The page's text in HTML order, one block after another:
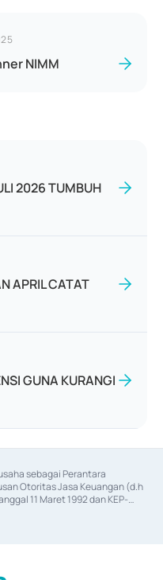
NIMM
2026 TUMBUH
APRIL CATAT
GUNA KURANGI
sebagai Perantara
Otoritas Jasa Keuangan (d.h
11 Maret 1992 dan KEP-
usaha sebagai Penjamin Emisi
Keuangan Nomor KEP-
Keuangan Nomor S-